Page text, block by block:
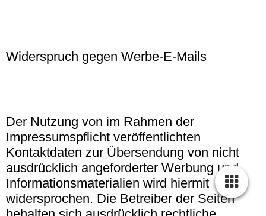
Widerspruch gegen Werbe-E-Mails
Der Nutzung von im Rahmen der
Impressumspflicht veröffentlichten
Kontaktdaten zur Übersendung von nicht
ausdrücklich angeforderter Werbung und
Informationsmaterialien wird hiermit
widersprochen. Die Betreiber der Seiten